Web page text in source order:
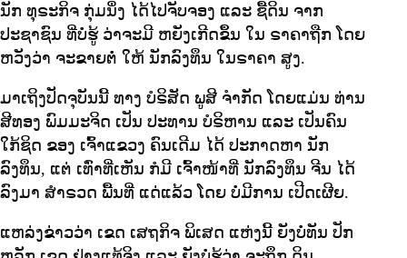
ນັກ ທຸຣະກິຈ ກຸ່ມນຶ່ງ ໄດ້ໄປຈັບຈອງ ແລະ ຊື້ດິນ ຈາກ
ປະຊາຊົນ ທີ່ບໍ່ຮູ້ ວ່າຈະມີ ຫຍັງເກີດຂຶ້ນ ໃນ ຣາຄາຖືກ ໂດຍ
ຫວັງວ່າ ຈະຂາຍຕໍ່ ໃຫ້ ນັກລົງທຶນ ໃນຣາຄາ ສູງ.
ມາເຖິງປັດຈຸບັນນີ້ ທາງ ບໍຣິສັດ ພູສີ ຈໍາກັດ ໂດຍແມ່ນ ທ່ານ
ສີທອງ ພົມມະຈິດ ເປັນ ປະທານ ບໍຣິຫານ ແລະ ເປັນຄົນ
ໃກ້ຊິດ ຂອງ ເຈົ້າແຂວງ ຄົນເດີມ ໄດ້ ປະກາດຫາ ນັກ
ລົງທຶນ, ແຕ່ ເທົ່າທີ່ເຫັນ ກໍມີ ເຈົ້າໜ້າທີ່ ນັກລົງທຶນ ຈີນ ໄດ້
ລົງມາ ສໍາຣວດ ພື້ນທີ່ ແດ່ແລ້ວ ໂດຍ ບໍ່ມີການ ເປີດເຜີຍ.
ແຫລ່ງຂ່າວວ່າ ເຂດ ເສຖກິຈ ພິເສດ ແຫ່ງນີ້ ຍັງບໍ່ທັນ ປັກ